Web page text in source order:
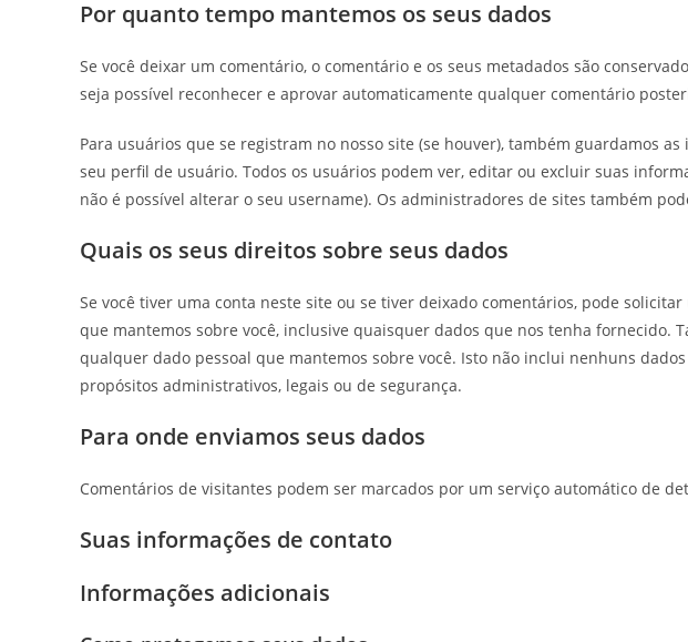
Por quanto tempo mantemos os seus dados
Se você deixar um comentário, o comentário e os seus metadados são
seja possível reconhecer e aprovar automaticamente qualquer comentário
Para usuários que se registram no nosso site (se houver), também guardamos
seu perfil de usuário. Todos os usuários podem ver, editar ou excluir suas
não é possível alterar o seu username). Os administradores de sites também
Quais os seus direitos sobre seus dados
Se você tiver uma conta neste site ou se tiver deixado comentários, pode
que mantemos sobre você, inclusive quaisquer dados que nos tenha fornecido.
qualquer dado pessoal que mantemos sobre você. Isto não inclui nenhuns
propósitos administrativos, legais ou de segurança.
Para onde enviamos seus dados
Comentários de visitantes podem ser marcados por um serviço automático de
Suas informações de contato
Informações adicionais